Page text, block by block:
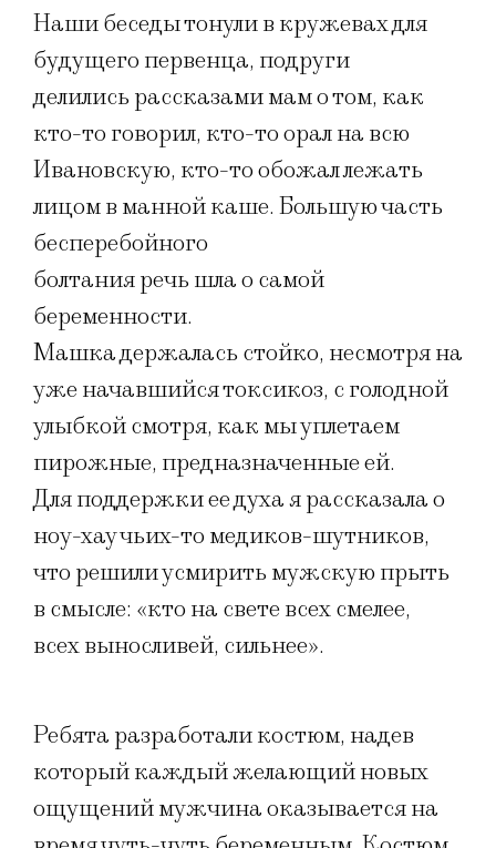
Наши беседы тонули в кружевах для
будущего первенца, подруги
делились рассказами мам о том, как
кто-то говорил, кто-то орал на всю
Ивановскую, кто-то обожал лежать
лицом в манной каше. Большую часть
бесперебойного
болтания речь шла о самой
беременности.
Машка держалась стойко, несмотря на
уже начавшийся токсикоз, с голодной
улыбкой смотря, как мы уплетаем
пирожные, предназначенные ей.
Для поддержки ее духа я рассказала о
ноу-хау чьих-то медиков-шутников,
что решили усмирить мужскую прыть
в смысле: «кто на свете всех смелее,
всех выносливей, сильнее».
Ребята разработали костюм, надев
который каждый желающий новых
ощущений мужчина оказывается на